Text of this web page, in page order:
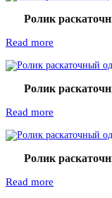
Ролик
Read more
Ролик
Read more
Ролик
Read more